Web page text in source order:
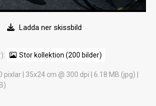
Ladda ner skissbild
Stor kollektion (200 bilder)
pixlar | 35x24 cm @ 300 dpi | 6.18 MB (jpg) |